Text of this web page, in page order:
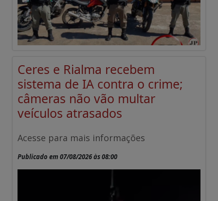
Ceres e Rialma recebem
sistema de IA contra o crime;
câmeras não vão multar
veículos atrasados
Acesse para mais informações
Publicado em 07/08/2026 às 08:00